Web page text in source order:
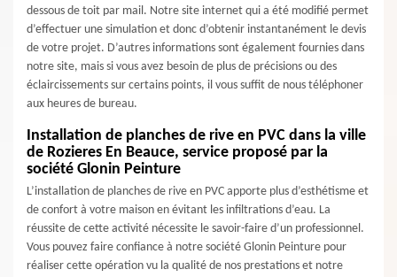
dessous de toit par mail. Notre site internet qui a été modifié permet
d’effectuer une simulation et donc d’obtenir instantanément le devis
de votre projet. D’autres informations sont également fournies dans
notre site, mais si vous avez besoin de plus de précisions ou des
éclaircissements sur certains points, il vous suffit de nous téléphoner
aux heures de bureau.
Installation de planches de rive en PVC dans la ville
de Rozieres En Beauce, service proposé par la
société Glonin Peinture
L’installation de planches de rive en PVC apporte plus d’esthétisme et
de confort à votre maison en évitant les infiltrations d’eau. La
réussite de cette activité nécessite le savoir-faire d’un professionnel.
Vous pouvez faire confiance à notre société Glonin Peinture pour
réaliser cette opération vu la qualité de nos prestations et notre